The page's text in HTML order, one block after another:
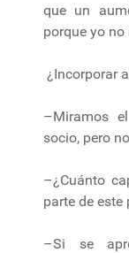
que un
porque yo no
¿Incorporar
–Miramos
socio, pero
–¿Cuánto
parte de este
–Si se